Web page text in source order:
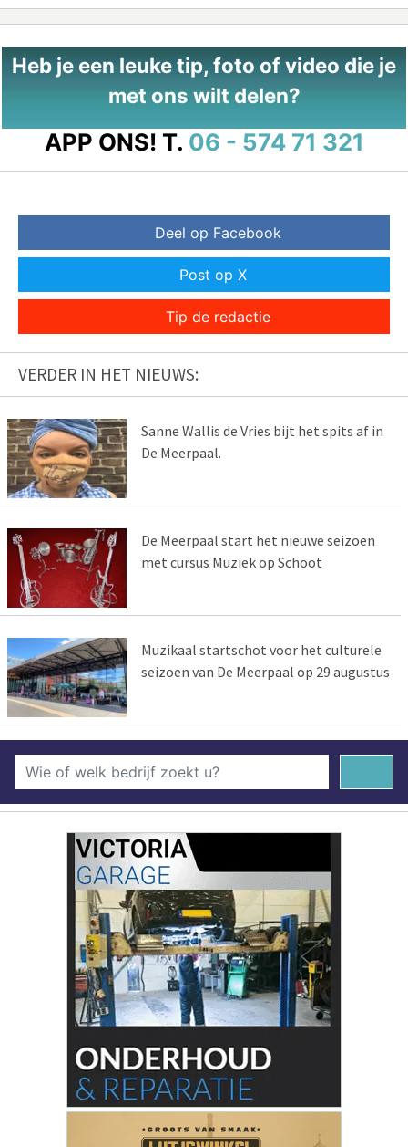
Heb je een leuke tip, foto of video die je
met ons wilt delen?
APP ONS! T. 06 - 574 71 321
Deel op Facebook
Post op X
Tip de redactie
VERDER IN HET NIEUWS:
Sanne Wallis de Vries bijt het spits af in
De Meerpaal.
De Meerpaal start het nieuwe seizoen
met cursus Muziek op Schoot
Muzikaal startschot voor het culturele
seizoen van De Meerpaal op 29 augustus